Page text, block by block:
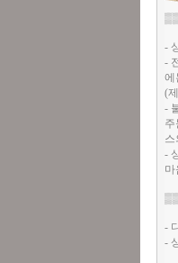
-
-
에
(
-
주
스
-
마
-
-